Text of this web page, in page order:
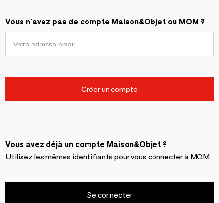
Vous n'avez pas de compte Maison&Objet ou MOM ?
Vous avez déjà un compte Maison&Objet ?
Utilisez les mêmes identifiants pour vous connecter à MOM
Se connecter